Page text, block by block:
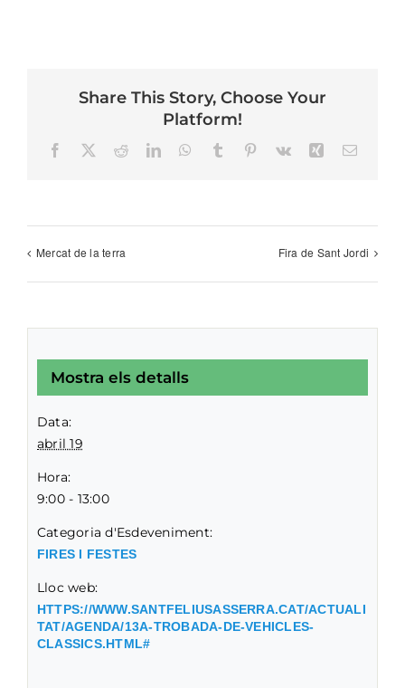
Share This Story, Choose Your
Platform!
FacebookRedditLinkedInWhatsApp
TumblrPinterest
Vk XingEmail
Mercat de la terra Fira de Sant Jordi
Mostra els detalls
Data:
abril 19
Hora:
9:00 - 13:00
Categoria d'Esdeveniment:
FIRES I FESTES
Lloc web:
HTTPS://WWW.SANTFELIUSASSERRA.CAT/ACTUALI
TAT/AGENDA/13A-TROBADA-DE-VEHICLES-
CLASSICS.HTML#